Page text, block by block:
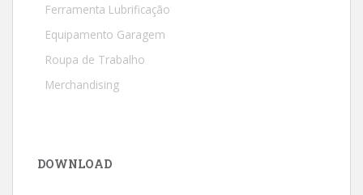
Ferramenta Lubrificação
Equipamento Garagem
Roupa de Trabalho
Merchandising
DOWNLOAD